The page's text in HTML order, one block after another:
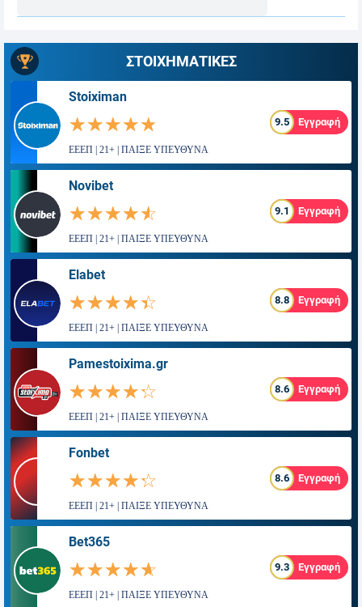
ΣΤΟΙΧΗΜΑΤΙΚΕΣ
Stoiximan
☆☆☆☆☆
★★★★★ 9.5 Εγγραφή
ΕΕΕΠ | 21+ | ΠΑΙΞΕ ΥΠΕΥΘΥΝΑ
Novibet
☆☆☆☆☆
★★★★★ 9.1 Εγγραφή
ΕΕΕΠ | 21+ | ΠΑΙΞΕ ΥΠΕΥΘΥΝΑ
Elabet
☆☆☆☆☆
★★★★★ 8.8 Εγγραφή
ΕΕΕΠ | 21+ | ΠΑΙΞΕ ΥΠΕΥΘΥΝΑ
Pamestoixima.gr
☆☆☆☆☆
★★★★★ 8.6 Εγγραφή
ΕΕΕΠ | 21+ | ΠΑΙΞΕ ΥΠΕΥΘΥΝΑ
Fonbet
☆☆☆☆☆
★★★★★ 8.6 Εγγραφή
ΕΕΕΠ | 21+ | ΠΑΙΞΕ ΥΠΕΥΘΥΝΑ
Bet365
☆☆☆☆☆
★★★★★ 9.3 Εγγραφή
ΕΕΕΠ | 21+ | ΠΑΙΞΕ ΥΠΕΥΘΥΝΑ